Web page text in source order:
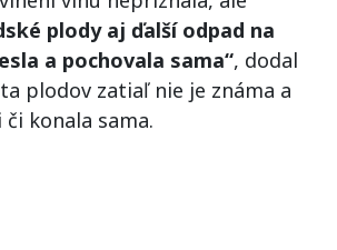
plody aj ďalší odpad na
a pochovala sama“, dodal
plodov zatiaľ nie je známa a
či konala sama.